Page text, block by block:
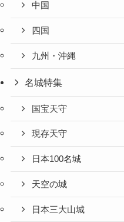
中国
四国
九州・沖縄
名城特集
国宝天守
現存天守
日本100名城
天空の城
日本三大山城